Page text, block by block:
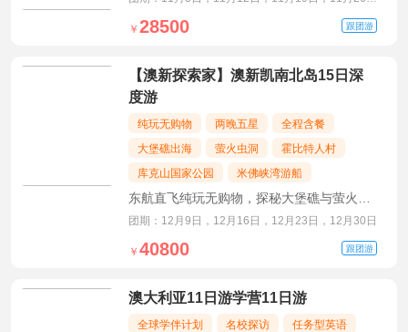
日，12月3日，12月10日
跟团游
￥ 28500
【澳新探索家】澳新凯南北岛15日深
度游
纯玩无购物 两晚五星
全程含餐
大堡礁出海
萤火虫洞
霍比特人村
库克山国家公园
米佛峡湾游船
东航直飞纯玩无购物，探秘大堡礁与萤火虫
洞，尽享澳新自然奇观
团期：12月9日，12月16日，12月23日，12月30日
跟团游
￥ 40800
澳大利亚11日游学营11日游
全球学伴计划 名校探访
任务型英语